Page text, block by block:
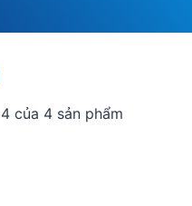
của 4 sản phẩm